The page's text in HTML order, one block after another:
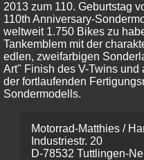
2013 zum 110. Geburtstag
110th Anniversary-
weltweit 1.750 Bikes zu
Tankemblem mit der
edlen, zweifarbigen
Art" Finish des V-Twins und
der fortlaufenden
Sondermodells.
Motorrad-Matthies /
Industriestr. 20
D-78532 Tuttlingen-